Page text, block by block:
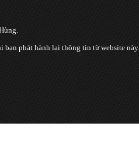
phát hành lại thông tin từ website này.